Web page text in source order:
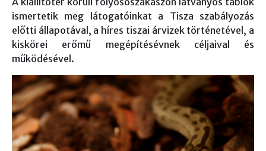
ismertetik meg látogatóinkat a Tisza szabályozás
előtti állapotával, a híres tiszai árvizek történetével, a
kiskörei erőmű megépítésévnek céljaival és
működésével.